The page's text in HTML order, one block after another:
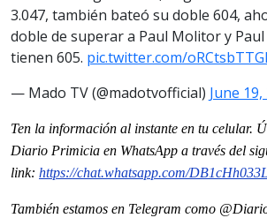
3.047, también bateó su doble 604,
doble de superar a Paul Molitor y
tienen 605. pic.twitter.com/
— Mado TV (@madotvofficial) June 19,
Ten la información al instante en tu celular.
Diario Primicia en WhatsApp a través del
link: https://chat.whatsapp.com/
También estamos en Telegram como